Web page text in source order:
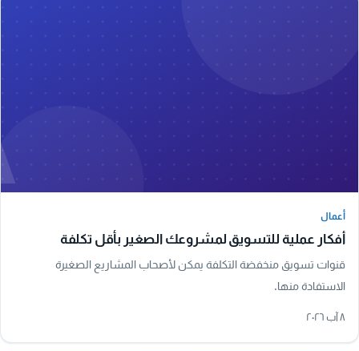
أعمال
أفكار عملية للتسويق لمشروعك الصغير بأقل تكلفة
قنوات تسويق منخفضة التكلفة يمكن لأصحاب المشاريع الصغيرة
الاستفادة منها.
٨ آب ٢٠٢٦